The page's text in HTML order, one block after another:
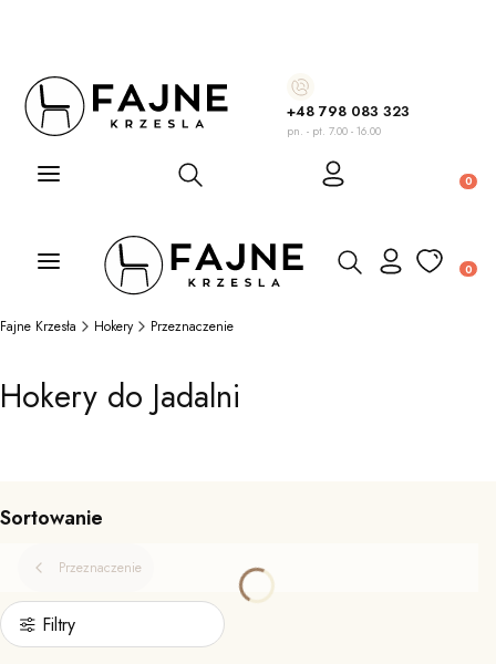
+48 798 083 323
pn. - pt. 7.00 - 16.00
Otwórz wyszukiwarkę
Otwórz wyszukiwarkę
Fajne Krzesła Hokery Przeznaczenie
Hokery do Jadalni
Sortowanie
Przeznaczenie
Filtry